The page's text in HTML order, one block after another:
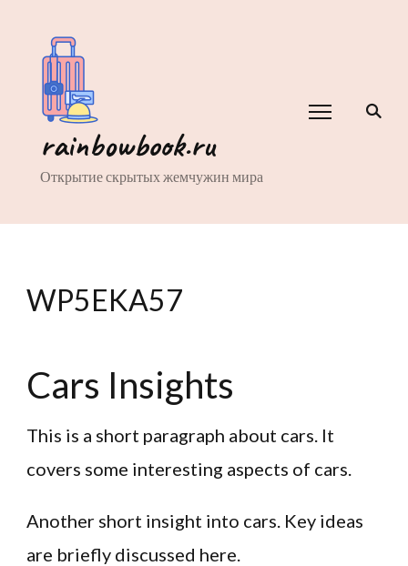
rainbowbook.ru
Открытие скрытых жемчужин мира
WP5EKA57
Cars Insights
This is a short paragraph about cars. It
covers some interesting aspects of cars.
Another short insight into cars. Key ideas
are briefly discussed here.